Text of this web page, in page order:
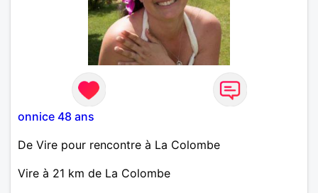
onnice 48 ans
De Vire pour rencontre à La Colombe
Vire à 21 km de La Colombe